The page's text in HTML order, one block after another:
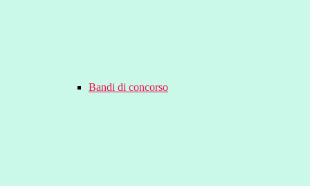
Bandi di concorso